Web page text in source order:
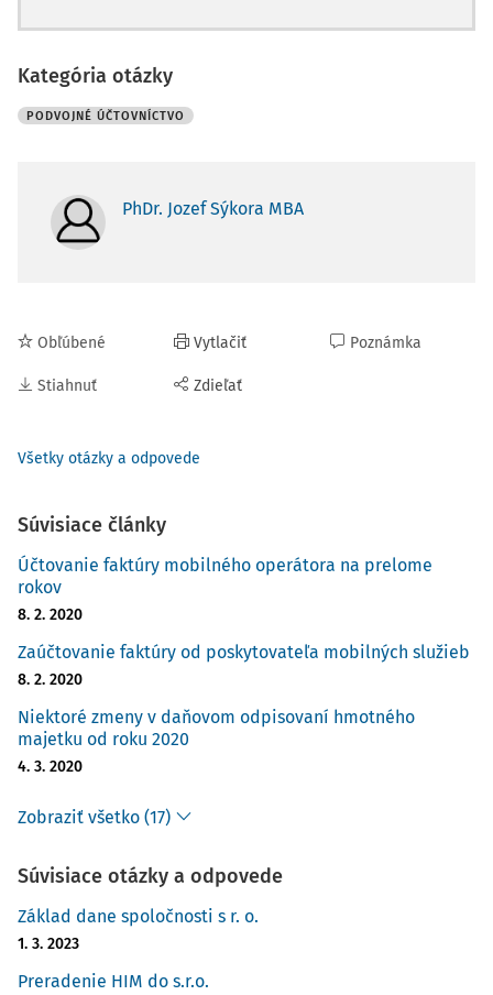
Kategória otázky
PODVOJNÉ ÚČTOVNÍCTVO
PhDr. Jozef Sýkora MBA
Obľúbené
Stiahnuť
Vytlačiť
Zdieľať
Poznámka
Všetky otázky a odpovede
Súvisiace články
Účtovanie faktúry mobilného operátora na prelome
rokov
8. 2. 2020
Zaúčtovanie faktúry od poskytovateľa mobilných služieb
8. 2. 2020
Niektoré zmeny v daňovom odpisovaní hmotného
majetku od roku 2020
4. 3. 2020
Zobraziť všetko (17)
Súvisiace otázky a odpovede
Základ dane spoločnosti s r. o.
1. 3. 2023
Preradenie HIM do s.r.o.